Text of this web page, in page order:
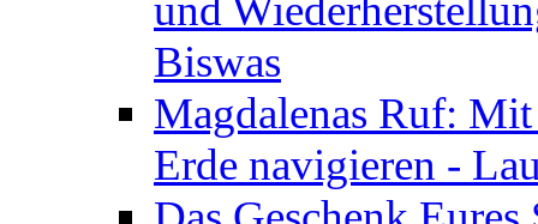
Biswas
Magdalenas Ruf:
Erde navigieren -